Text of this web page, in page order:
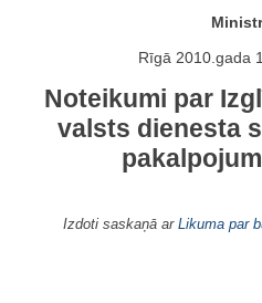
Rīgā 2010.gada
Noteikumi par
valsts dienesta
Izdoti saskaņā ar Likuma par